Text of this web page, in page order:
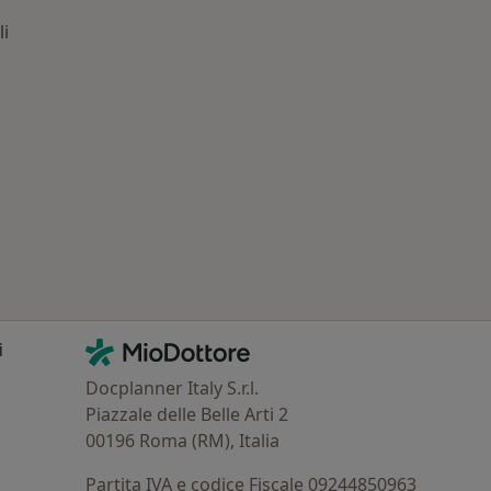
Contatti
MioDottore - Homepage
Docplanner Italy S.r.l.
Piazzale delle Belle Arti 2
00196 Roma (RM), Italia
Partita IVA e codice Fiscale 09244850963